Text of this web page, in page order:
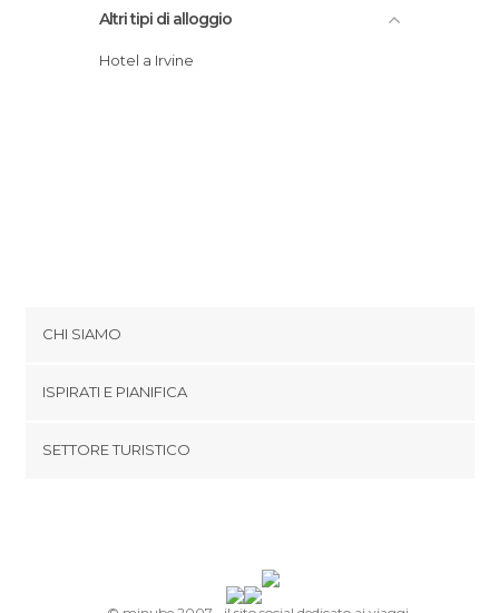
Altri tipi di alloggio
Hotel a Irvine
CHI SIAMO
Termini e Condizioni
ISPIRATI E PIANIFICA
SETTORE TURISTICO